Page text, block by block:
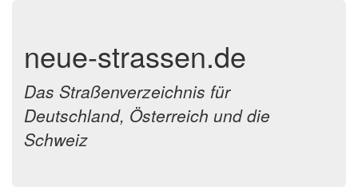
neue-strassen.de
Das Straßenverzeichnis für
Deutschland, Österreich und die
Schweiz